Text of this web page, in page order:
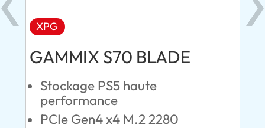
XPG
GAMMIX S70 BLADE
Stockage PS5 haute
performance
PCIe Gen4 x4 M.2 2280